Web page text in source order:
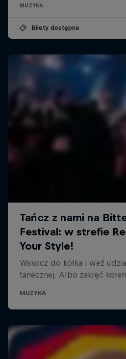
MUZYKA
Bilety dostępne